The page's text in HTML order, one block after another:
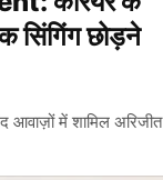
सिंगिंग छोड़ने
आवाज़ों में शामिल अरिजीत